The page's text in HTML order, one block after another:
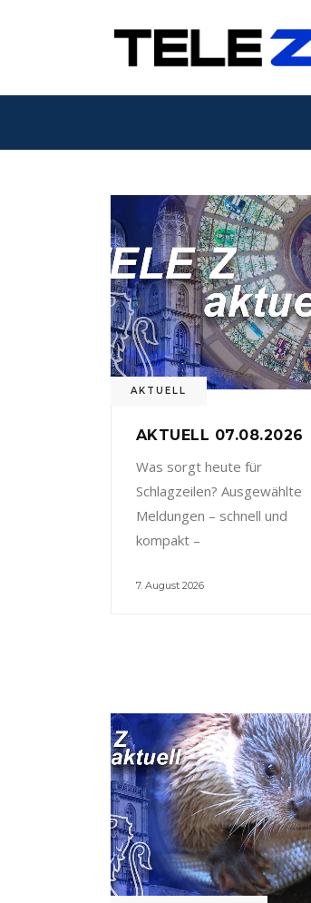
AKTUELL
AKTUELL 07.08.2026
Was sorgt heute für
Schlagzeilen? Ausgewählte
Meldungen – schnell und
kompakt –
7. August 2026